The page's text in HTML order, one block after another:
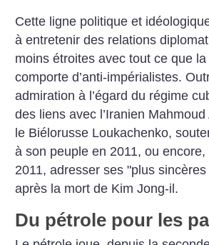
Cette ligne politique et
à entretenir des relations
moins étroites avec tout ce que
comporte d’anti-impérialistes.
admiration à l’égard du régime
des liens avec l’Iranien
le Biélorusse Loukachenko,
à son peuple en 2011, ou
2011, adresser ses "plus
après la mort de Kim Jong-il.
Du pétrole pour les